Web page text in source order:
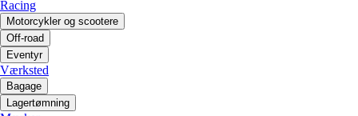
Racing
Motorcykler og scootere
Off-road
Eventyr
Værksted
Bagage
Lagertømning